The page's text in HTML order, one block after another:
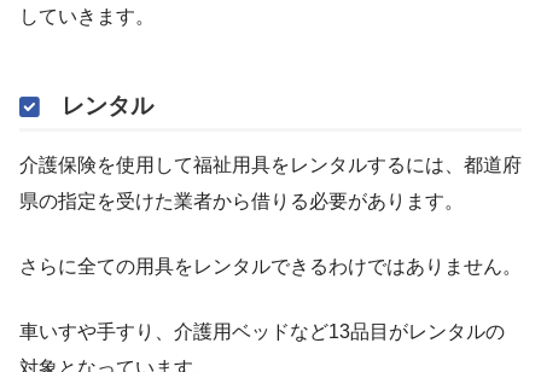
していきます。
レンタル
介護保険を使用して福祉用具をレンタルするには、都道府
県の指定を受けた業者から借りる必要があります。
さらに全ての用具をレンタルできるわけではありません。
車いすや手すり、介護用ベッドなど13品目がレンタルの